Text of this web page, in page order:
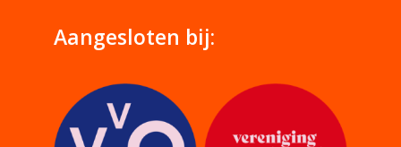
Aangesloten bij: